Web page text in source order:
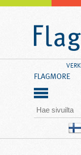
FLAGMORE